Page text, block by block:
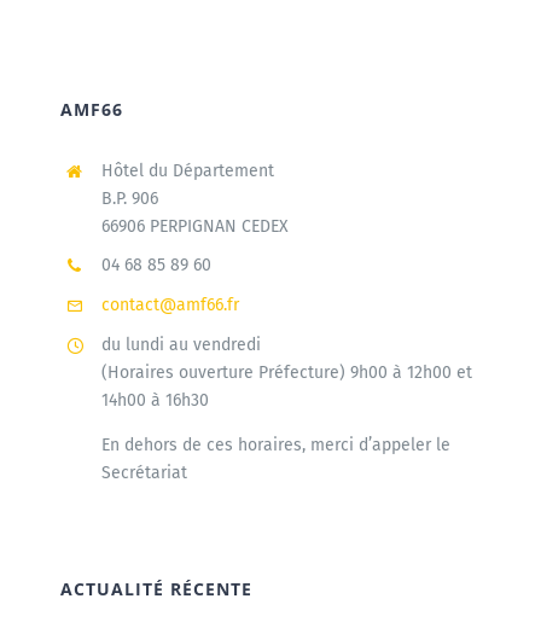
AMF66
Hôtel du Département
B.P. 906
66906 PERPIGNAN CEDEX
04 68 85 89 60
contact@amf66.fr
du lundi au vendredi
(Horaires ouverture Préfecture) 9h00 à 12h00 et
14h00 à 16h30
En dehors de ces horaires, merci d’appeler le
Secrétariat
ACTUALITÉ RÉCENTE